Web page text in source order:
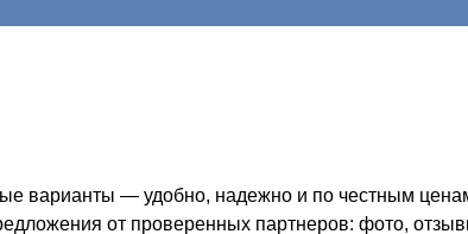
варианты — удобно, надежно и по честным
от проверенных партнеров: фото,